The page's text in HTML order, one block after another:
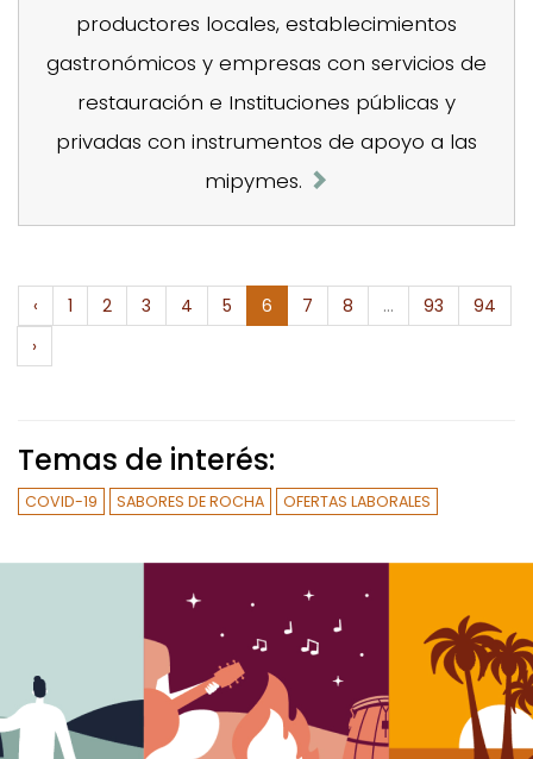
productores locales, establecimientos
gastronómicos y empresas con servicios de
restauración e Instituciones públicas y
privadas con instrumentos de apoyo a las
mipymes.
‹ 1 2 3 4 5 6 7 8 ... 93
94
›
Temas de interés:
COVID-19 SABORES DE ROCHA OFERTAS LABORALES